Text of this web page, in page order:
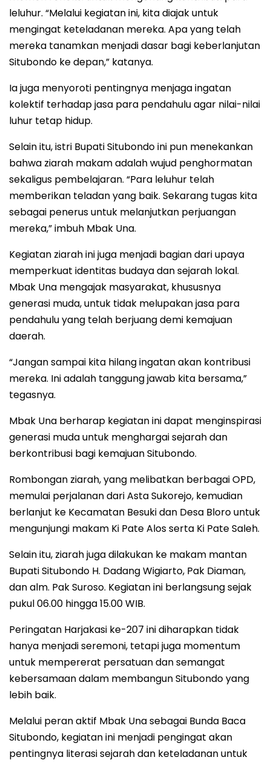
leluhur. “Melalui kegiatan ini, kita diajak untuk
mengingat keteladanan mereka. Apa yang telah
mereka tanamkan menjadi dasar bagi keberlanjutan
Situbondo ke depan,” katanya.
Ia juga menyoroti pentingnya menjaga ingatan
kolektif terhadap jasa para pendahulu agar nilai-nilai
luhur tetap hidup.
Selain itu, istri Bupati Situbondo ini pun menekankan
bahwa ziarah makam adalah wujud penghormatan
sekaligus pembelajaran. “Para leluhur telah
memberikan teladan yang baik. Sekarang tugas kita
sebagai penerus untuk melanjutkan perjuangan
mereka,” imbuh Mbak Una.
Kegiatan ziarah ini juga menjadi bagian dari upaya
memperkuat identitas budaya dan sejarah lokal.
Mbak Una mengajak masyarakat, khususnya
generasi muda, untuk tidak melupakan jasa para
pendahulu yang telah berjuang demi kemajuan
daerah.
“Jangan sampai kita hilang ingatan akan kontribusi
mereka. Ini adalah tanggung jawab kita bersama,”
tegasnya.
Mbak Una berharap kegiatan ini dapat menginspirasi
generasi muda untuk menghargai sejarah dan
berkontribusi bagi kemajuan Situbondo.
Rombongan ziarah, yang melibatkan berbagai OPD,
memulai perjalanan dari Asta Sukorejo, kemudian
berlanjut ke Kecamatan Besuki dan Desa Bloro untuk
mengunjungi makam Ki Pate Alos serta Ki Pate Saleh.
Selain itu, ziarah juga dilakukan ke makam mantan
Bupati Situbondo H. Dadang Wigiarto, Pak Diaman,
dan alm. Pak Suroso. Kegiatan ini berlangsung sejak
pukul 06.00 hingga 15.00 WIB.
Peringatan Harjakasi ke-207 ini diharapkan tidak
hanya menjadi seremoni, tetapi juga momentum
untuk mempererat persatuan dan semangat
kebersamaan dalam membangun Situbondo yang
lebih baik.
Melalui peran aktif Mbak Una sebagai Bunda Baca
Situbondo, kegiatan ini menjadi pengingat akan
pentingnya literasi sejarah dan keteladanan untuk